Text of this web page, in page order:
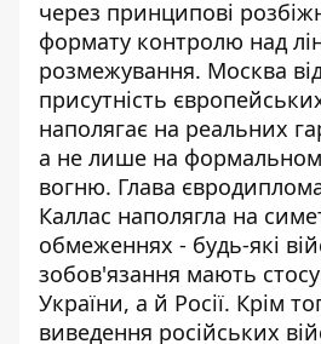
через принципові
формату контролю над
розмежування. Москва
присутність
наполягає на реальних
а не лише на
вогню. Глава
Каллас наполягла на
обмеженнях - будь-які
зобов'язання мають
України, а й Росії. Крім
виведення російських